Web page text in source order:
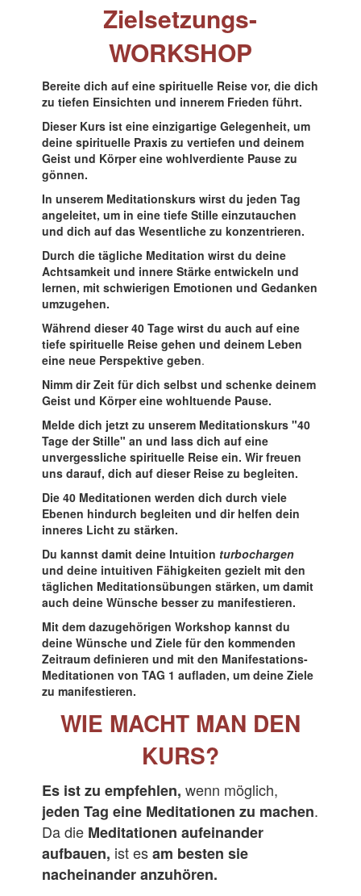
Zielsetzungs-
WORKSHOP
Bereite dich auf eine spirituelle Reise vor, die dich
zu tiefen Einsichten und innerem Frieden führt.
Dieser Kurs ist eine einzigartige Gelegenheit, um
deine spirituelle Praxis zu vertiefen und deinem
Geist und Körper eine wohlverdiente Pause zu
gönnen.
In unserem Meditationskurs wirst du jeden Tag
angeleitet, um in eine tiefe Stille einzutauchen
und dich auf das Wesentliche zu konzentrieren.
Durch die tägliche Meditation wirst du deine
Achtsamkeit und innere Stärke entwickeln und
lernen, mit schwierigen Emotionen und Gedanken
umzugehen.
Während dieser 40 Tage wirst du auch auf eine
tiefe spirituelle Reise gehen und deinem Leben
eine neue Perspektive geben.
Nimm dir Zeit für dich selbst und schenke deinem
Geist und Körper eine wohltuende Pause.
Melde dich jetzt zu unserem Meditationskurs "40
Tage der Stille" an und lass dich auf eine
unvergessliche spirituelle Reise ein. Wir freuen
uns darauf, dich auf dieser Reise zu begleiten.
Die 40 Meditationen werden dich durch viele
Ebenen hindurch begleiten und dir helfen dein
inneres Licht zu stärken.
Du kannst damit deine Intuition turbochargen
und deine intuitiven Fähigkeiten gezielt mit den
täglichen Meditationsübungen stärken, um damit
auch deine Wünsche besser zu manifestieren.
Mit dem dazugehörigen Workshop kannst du
deine Wünsche und Ziele für den kommenden
Zeitraum definieren und mit den Manifestations-
Meditationen von TAG 1 aufladen, um deine Ziele
zu manifestieren.
WIE MACHT MAN DEN
KURS?
Es ist zu empfehlen, wenn möglich,
jeden Tag eine Meditationen zu machen.
Da die Meditationen aufeinander
aufbauen, ist esam besten sie
nacheinander anzuhören.